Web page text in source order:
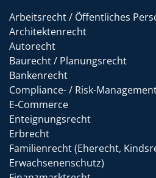
Arbeitsrecht / Öffentliches
Architektenrecht
Autorecht
Baurecht / Planungsrecht
Bankenrecht
Compliance- / Risk-
E-Commerce
Enteignungsrecht
Erbrecht
Familienrecht (Eherecht,
Erwachsenenschutz)